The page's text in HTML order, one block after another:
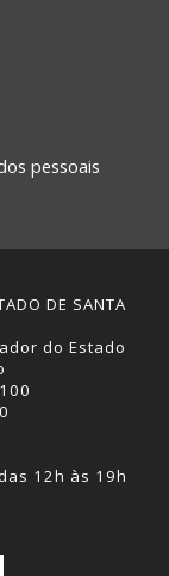
pessoais
DE SANTA
do Estado
das 12h às 19h